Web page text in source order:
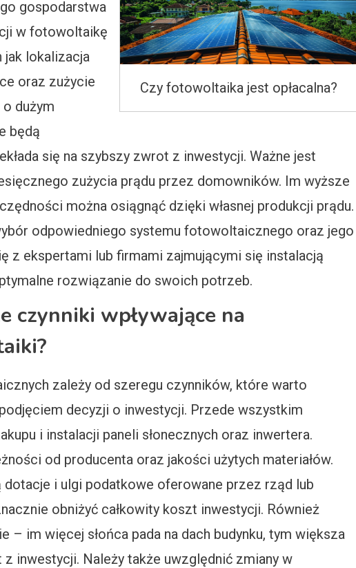
Czy fotowoltaika jest opłacalna?
gospodarstwa
w fotowoltaikę
jak lokalizacja
oraz zużycie
dużym
będą
się na szybszy zwrot z inwestycji. Ważne jest
zużycia prądu przez domowników. Im wyższe
można osiągnąć dzięki własnej produkcji prądu.
odpowiedniego systemu fotowoltaicznego oraz jego
z ekspertami lub firmami zajmującymi się instalacją
rozwiązanie do swoich potrzeb.
czynniki wpływające na
zależy od szeregu czynników, które warto
decyzji o inwestycji. Przede wszystkim
i instalacji paneli słonecznych oraz inwertera.
od producenta oraz jakości użytych materiałów.
i ulgi podatkowe oferowane przez rząd lub
obniżyć całkowity koszt inwestycji. Również
– im więcej słońca pada na dach budynku, tym większa
inwestycji. Należy także uwzględnić zmiany w